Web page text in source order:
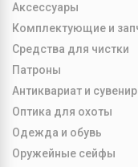
Аксессуары
Комплектующие и
Средства для чистки
Патроны
Антиквариат и
Оптика для охоты
Одежда и обувь
Оружейные сейфы